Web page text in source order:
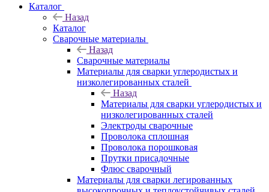
Каталог
Назад
Каталог
Сварочные материалы
Назад
Сварочные материалы
Материалы для сварки углеродистых и
низколегированных сталей
Назад
Материалы для сварки углеродистых и
низколегированных сталей
Электроды сварочные
Проволока сплошная
Проволока порошковая
Прутки присадочные
Флюс сварочный
Материалы для сварки легированных